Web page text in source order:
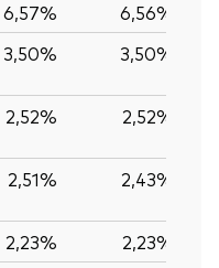
6,57%
6,56%
3,50% 3,50%
2,52% 2,52%
2,51% 2,43%
2,23%
2,23%